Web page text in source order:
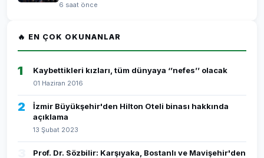
6 saat önce
🔥 EN ÇOK OKUNANLAR
1 Kaybettikleri kızları, tüm dünyaya ‘’nefes’’ olacak
01 Haziran 2016
2
İzmir Büyükşehir'den Hilton Oteli binası hakkında
açıklama
13 Şubat 2023
Prof. Dr. Sözbilir: Karşıyaka, Bostanlı ve Mavişehir'den